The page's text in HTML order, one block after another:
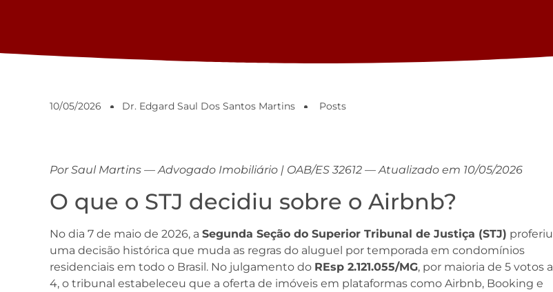
10/05/2026 Dr. Edgard Saul Dos Santos Martins Posts
Por Saul Martins — Advogado Imobiliário | OAB/ES 32612 — Atualizado em 10/05/2026
O que o STJ decidiu sobre o Airbnb?
No dia 7 de maio de 2026, a Segunda Seção do Superior Tribunal de Justiça (STJ) proferiu
uma decisão histórica que muda as regras do aluguel por temporada em condomínios
residenciais em todo o Brasil. No julgamento do REsp 2.121.055/MG, por maioria de 5 votos a
4, o tribunal estabeleceu que a oferta de imóveis em plataformas como Airbnb, Booking e